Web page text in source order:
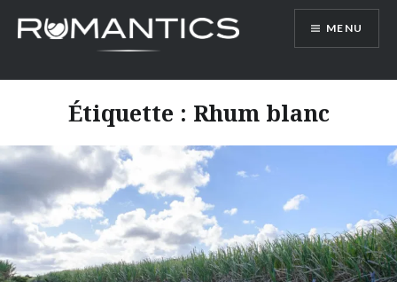
principal
MENU
Étiquette : Rhum blanc